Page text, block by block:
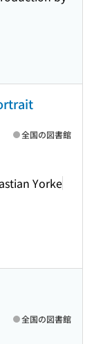
Yorke
全国の図書館
全国の図書館